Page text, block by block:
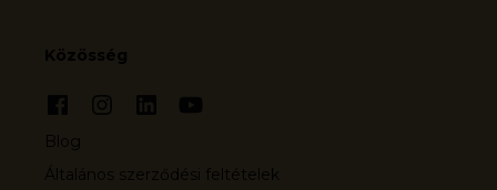
Közösség
Blog
Általános szerződési feltételek